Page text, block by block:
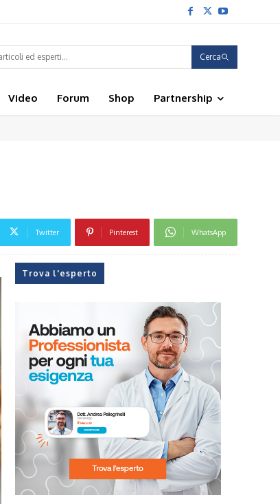
Cerca
Video Forum Shop Partnership
Twitter Pinterest WhatsApp
Trova l'esperto